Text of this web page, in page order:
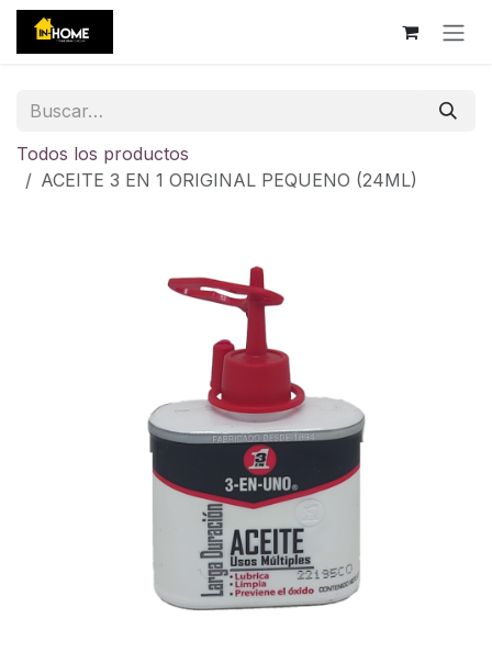
Ir al contenido
Todos los productos
ACEITE 3 EN 1 ORIGINAL PEQUENO (24ML)